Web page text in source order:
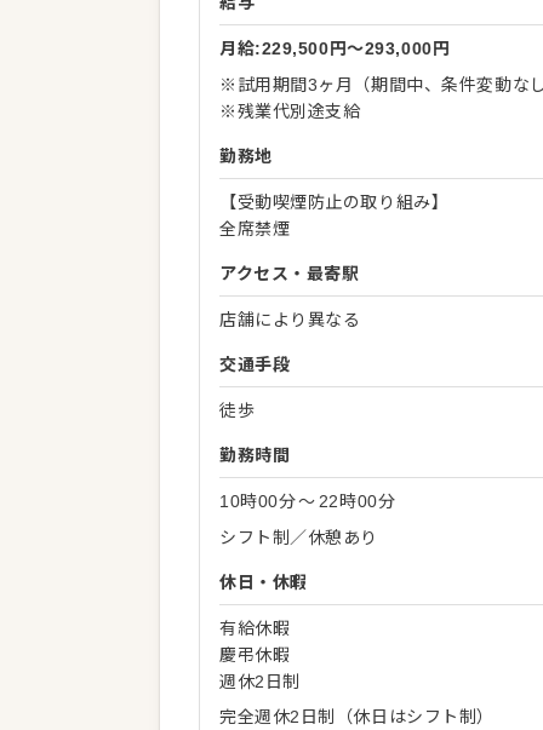
月給:229,500円〜293,000円
※試用期間3ヶ月（期間中、条件変動な
※残業代別途支給
勤務地
【受動喫煙防止の取り組み】
全席禁煙
アクセス・最寄駅
店舗により異なる
交通手段
徒歩
勤務時間
10時00分〜 22時00分
シフト制／休憩あり
休日・休暇
有給休暇
慶弔休暇
週休2日制
完全週休2日制（休日はシフト制）